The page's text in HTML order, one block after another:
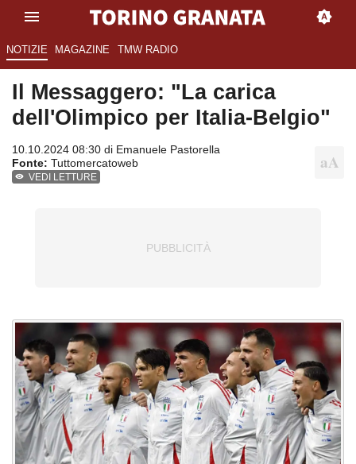
NOTIZIE MAGAZINE TMW RADIO
Il Messaggero: "La carica
dell'Olimpico per Italia-Belgio"
10.10.2024 08:30 di Emanuele Pastorella
Fonte: Tuttomercatoweb
VEDI LETTURE